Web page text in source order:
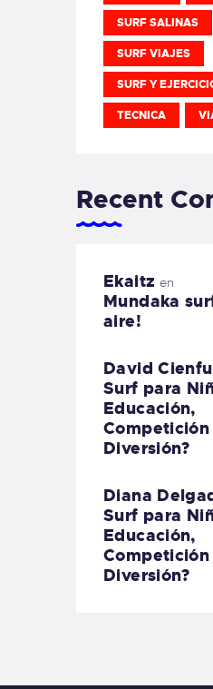
SURF SALINAS
SURF VIAJES
SURF Y
TECNICA
Recent
Ekaitz en
Mundaka
aire!
David
Surf para
Educación,
Competición
Diversión?
Diana
Surf para
Educación,
Competición
Diversión?